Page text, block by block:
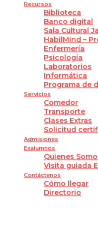
Recursos
Biblioteca
Banco digital
Sala Cultural
HabilMind –
Enfermería
Psicología
Laboratorios
Informática
Programa de
Servicios
Comedor
Transporte
Clases Extras
Solicitud
Admisiones
Exalumnos
Quienes
Visita guiada
Contáctenos
Cómo llegar
Directorio